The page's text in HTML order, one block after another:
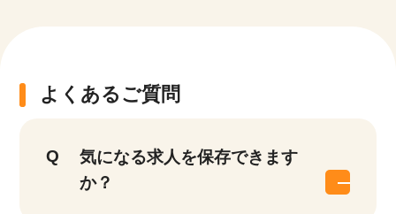
よくあるご質問
気になる求人を保存できます
か？